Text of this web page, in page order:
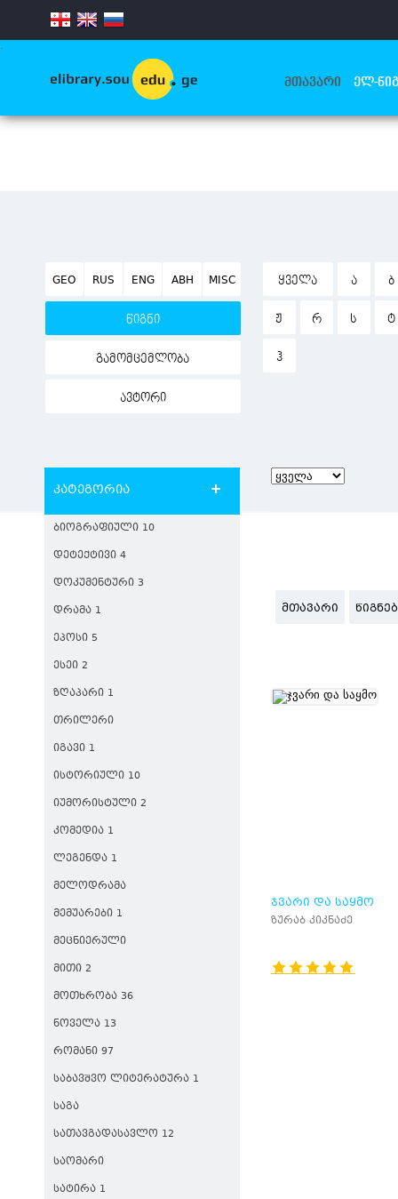
.
ᲛᲗᲐᲕᲐᲠᲘ ᲔᲚ-
GEO RUS ENG ABH MISC
წიგნი
გამომცემლობა
ავტორი
ᲧᲕᲔᲚᲐ Ა Ბ
Ჟ Რ Ს Ტ
Ჰ
კატეგორია
ᲑᲘᲝᲒᲠᲐᲤᲘᲣᲚᲘ 10
ᲓᲔᲢᲔᲥᲢᲘᲕᲘ 4
ᲓᲝᲙᲣᲛᲔᲜᲢᲣᲠᲘ 3
ᲓᲠᲐᲛᲐ 1
ᲔᲞᲝᲡᲘ 5
ᲔᲡᲔᲘ 2
ᲖᲦᲐᲞᲐᲠᲘ 1
ᲗᲠᲘᲚᲔᲠᲘ
ᲘᲒᲐᲕᲘ 1
ᲘᲡᲢᲝᲠᲘᲣᲚᲘ 10
ᲘᲣᲛᲝᲠᲘᲡᲢᲣᲚᲘ 2
ᲙᲝᲛᲔᲓᲘᲐ 1
ᲚᲔᲒᲔᲜᲓᲐ 1
ᲛᲔᲚᲝᲓᲠᲐᲛᲐ
ᲛᲔᲛᲣᲐᲠᲔᲑᲘ 1
ᲛᲔᲪᲜᲘᲔᲠᲣᲚᲘ
ᲛᲘᲗᲘ 2
ᲛᲝᲗᲮᲠᲝᲑᲐ 36
ᲜᲝᲕᲔᲚᲐ 13
ᲠᲝᲛᲐᲜᲘ 97
ᲡᲐᲑᲐᲕᲨᲕᲝ ᲚᲘᲢᲔᲠᲐᲢᲣᲠᲐ 1
ᲡᲐᲒᲐ
ᲡᲐᲗᲐᲕᲒᲐᲓᲐᲡᲐᲕᲚᲝ 12
ᲡᲐᲝᲛᲐᲠᲘ
ᲡᲐᲢᲘᲠᲐ 1
ᲛᲗᲐᲕᲐᲠᲘ
ᲯᲕᲐᲠᲘ ᲓᲐ ᲡᲐᲧᲛᲝ
ზურაბ კიკნაძე